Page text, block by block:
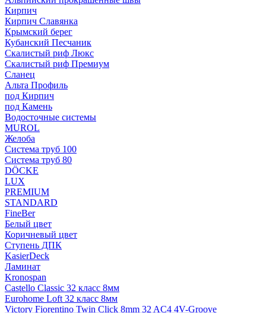
Кирпич
Кирпич Славянка
Крымский берег
Кубанский Песчаник
Скалистый риф Люкс
Скалистый риф Премиум
Сланец
Альта Профиль
под Кирпич
под Камень
Водосточные системы
MUROL
Желоба
Система труб 100
Система труб 80
DÖCKE
LUX
PREMIUM
STANDARD
FineBer
Белый цвет
Коричневый цвет
Ступень ДПК
KasierDeck
Ламинат
Kronospan
Castello Classic 32 класс 8мм
Eurohome Loft 32 класс 8мм
Victory Fiorentino Twin Click 8mm 32 AC4 4V-Groove